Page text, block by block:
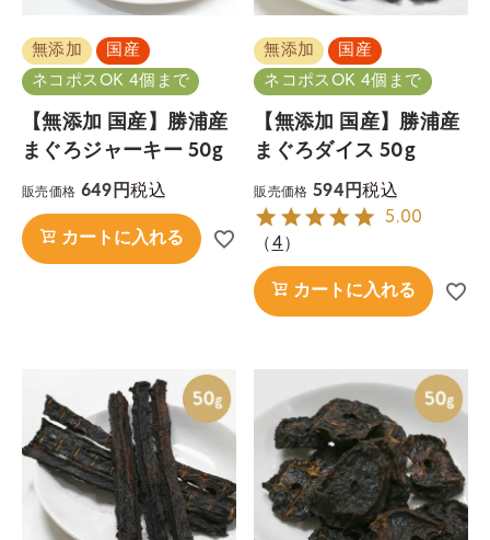
無添加
国産
ネコポスOK 4個まで
【無添加 国産】勝浦産
まぐろジャーキー 50g
販売価格 649 税込
カートに入れる
無添加
国産
ネコポスOK 4個まで
【無添加 国産】勝浦産
まぐろダイス 50g
販売価格 594 税込
5.00
（ 4 ）
カートに入れる